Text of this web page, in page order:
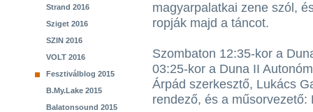
Strand 2016
Sziget 2016
SZIN 2016
VOLT 2016
Fesztiválblog 2015
B.My.Lake 2015
Balatonsound 2015
magyarpalatkai zene szól,
ropják majd a táncot.
Szombaton 12:35-kor a
03:25-kor a Duna II
Árpád szerkesztő, Lukács
rendező, és a műsorvezető: